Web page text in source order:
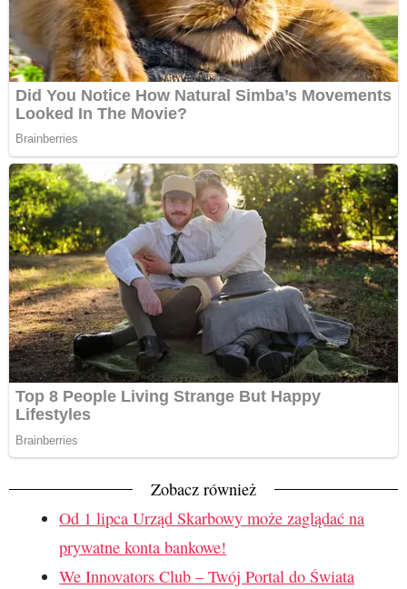
Zobacz również
Od 1 lipca Urząd Skarbowy może zaglądać na
prywatne konta bankowe!
We Innovators Club – Twój Portal do Świata